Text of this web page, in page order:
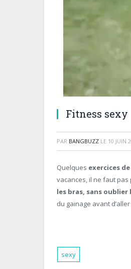
Fitness sexy
PAR BANGBUZZ LE 10 JUIN
Quelques exercices
vacances, il ne faut
les bras, sans oublier
du gainage avant
sexy